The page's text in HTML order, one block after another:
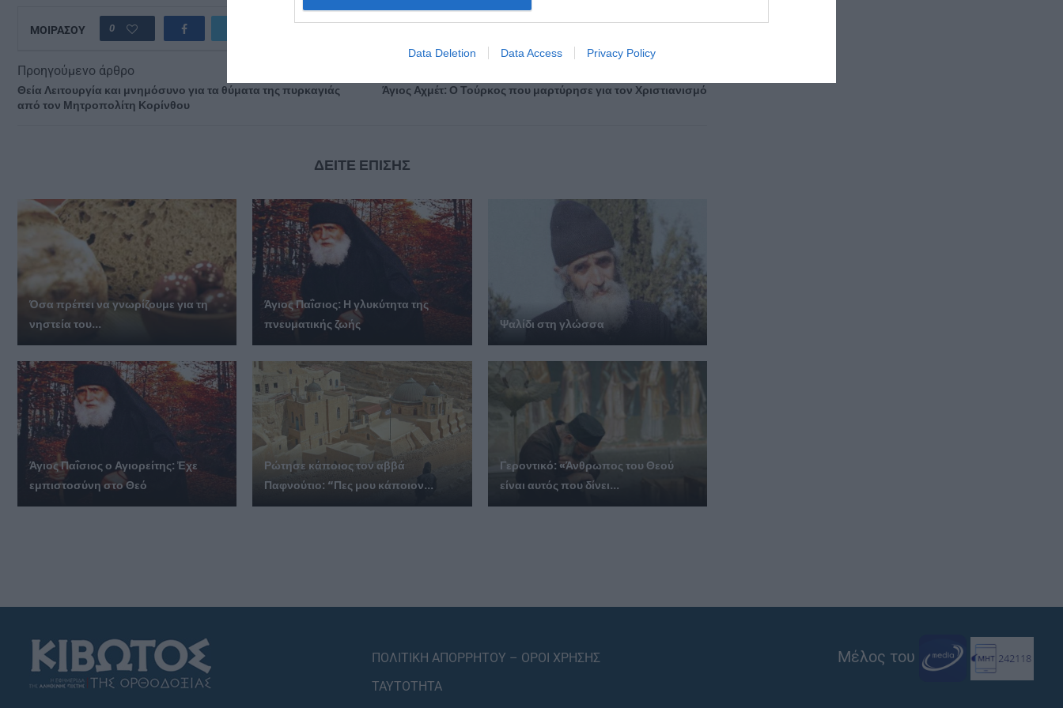
Data Deletion Data Access Privacy Policy
ΜΟΙΡΑΣΟΥ 0
Προηγούμενο άρθρο
Θεία Λειτουργία και μνημόσυνο για τα θύματα της πυρκαγιάς
από τον Μητροπολίτη Κορίνθου
Άγιος Αχμέτ: Ο Τούρκος που μαρτύρησε για τον Χριστιανισμό
ΔΕΙΤΕ ΕΠΙΣΗΣ
Όσα πρέπει να γνωρίζουμε για τη
νηστεία του...
Άγιος Παΐσιος: Η γλυκύτητα της
πνευματικής ζωής
Ψαλίδι στη γλώσσα
Άγιος Παΐσιος ο Αγιορείτης: Ἐχε
εμπιστοσύνη στο Θεό
Ρώτησε κάποιος τον αββά
Παφνούτιο: “Πες μου κάποιον...
Γεροντικό: «Άνθρωπος του Θεού
είναι αυτός που δίνει...
ΠΟΛΙΤΙΚΗ ΑΠΟΡΡΗΤΟΥ – ΟΡΟΙ ΧΡΗΣΗΣ
ΤΑΥΤΟΤΗΤΑ
Μέλος του